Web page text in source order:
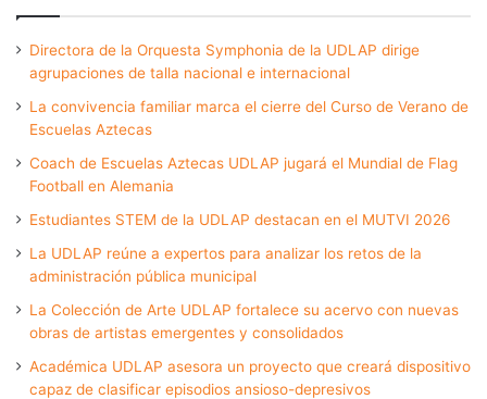
Directora de la Orquesta Symphonia de la UDLAP dirige
agrupaciones de talla nacional e internacional
La convivencia familiar marca el cierre del Curso de Verano de
Escuelas Aztecas
Coach de Escuelas Aztecas UDLAP jugará el Mundial de Flag
Football en Alemania
Estudiantes STEM de la UDLAP destacan en el MUTVI 2026
La UDLAP reúne a expertos para analizar los retos de la
administración pública municipal
La Colección de Arte UDLAP fortalece su acervo con nuevas
obras de artistas emergentes y consolidados
Académica UDLAP asesora un proyecto que creará dispositivo
capaz de clasificar episodios ansioso-depresivos